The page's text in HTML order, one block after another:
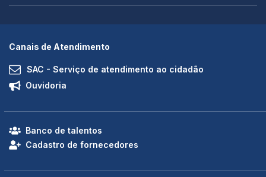
Canais de Atendimento
SAC - Serviço de atendimento ao cidadão
Ouvidoria
Banco de talentos
Cadastro de fornecedores